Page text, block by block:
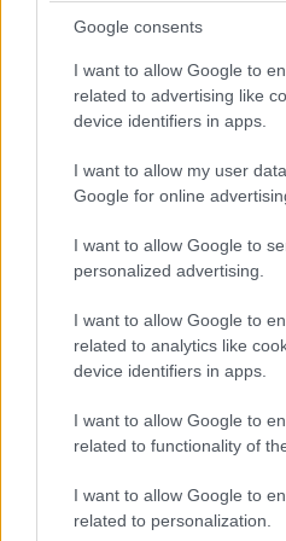
Google consents
I want to allow Google to
related to advertising like
device identifiers in apps.
I want to allow my user
Google for online
I want to allow Google to
personalized advertising.
I want to allow Google to
related to analytics like
device identifiers in apps.
I want to allow Google to
related to functionality of
I want to allow Google to
related to personalization.
A szoftveres személyre
finomhangolható, a
hozhatók létre, mindezt
módban. A vezeték nélküli
es és USB-A kapcsolattal